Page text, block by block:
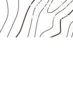
Aplicações
presumir